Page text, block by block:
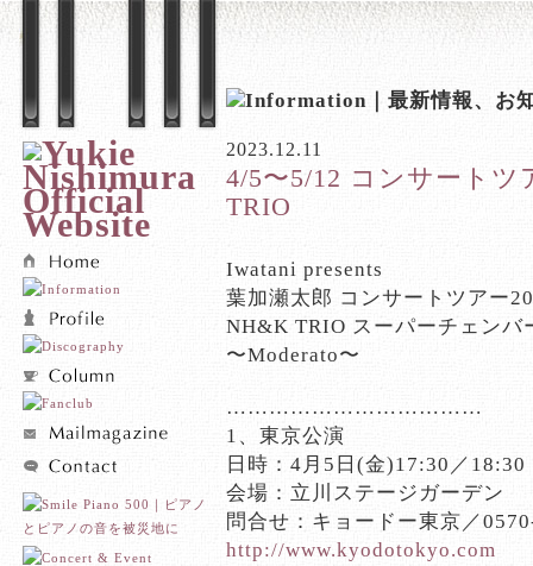
2023.12.11
4/5〜5/12 コンサート
TRIO
Iwatani presents
葉加瀬太郎 コンサートツアー
NH&K TRIO スーパーチェンバ
〜Moderato〜
………………………………
1、東京公演
日時：4月5日(金)17:30／18:30
会場：立川ステージガーデン
問合せ：キョードー東京／
http://www.kyodotokyo.com